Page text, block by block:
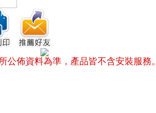
公佈資料為準， 產品皆不含安裝服務。